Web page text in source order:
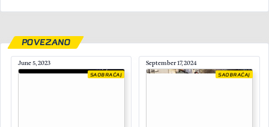
POVEZANO
June 5, 2023
SAOBRAĆAJ
September 17, 2024
SAOBRAĆAJ